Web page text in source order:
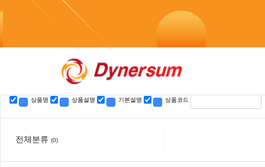
텔레@UPCOIN24♦⯌카드로테더코인매입코인돈세탁
상품명 상품설명 기본설명 상품코드
전체분류 (0)